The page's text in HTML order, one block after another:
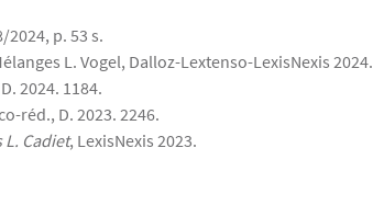
2024, p. 53 s.
L. Vogel, Dalloz-Lextenso-LexisNexis 2024.
2024. 1184.
réd., D. 2023. 2246.
L. Cadiet, LexisNexis 2023.